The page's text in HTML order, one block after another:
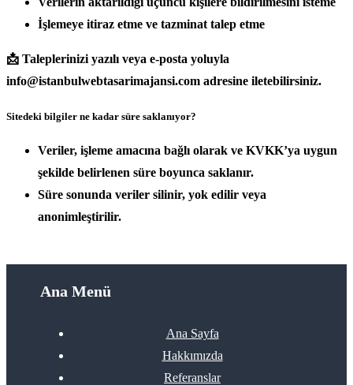
İşlemeye itiraz etme ve tazminat talep etme
📩 Taleplerinizi yazılı veya e-posta yoluyla
info@istanbulwebtasarimajansi.com adresine iletebilirsiniz.
Sitedeki bilgiler ne kadar süre saklanıyor?
Veriler, işleme amacına bağlı olarak ve KVKK’ya uygun
şekilde belirlenen süre boyunca saklanır.
Süre sonunda veriler silinir, yok edilir veya
anonimleştirilir.
Ana Menü
Ana Sayfa
Hakkımızda
Referanslar